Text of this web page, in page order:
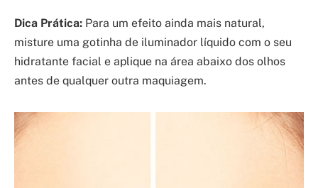
Dica Prática: Para um efeito ainda mais natural,
misture uma gotinha de iluminador líquido com o seu
hidratante facial e aplique na área abaixo dos olhos
antes de qualquer outra maquiagem.